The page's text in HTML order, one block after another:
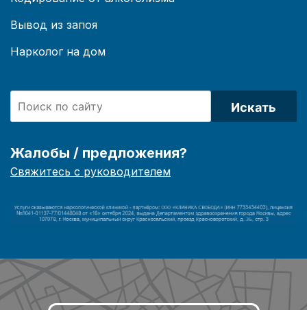
Вывод из запоя
Нарколог на дом
Искать
Жалобы / предложения?
Свяжитесь с руководителем